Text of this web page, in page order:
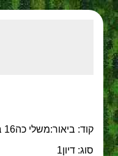
קוד: ביאור:משלי כה16 בתנ"ך
סוג: דיון1